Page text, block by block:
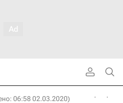
06:58 02.03.2020)